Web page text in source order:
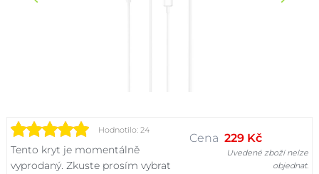
Hodnotilo: 24
Tento kryt je momentálně
vyprodaný. Zkuste prosím vybrat
Cena 229 Kč
Uvedené zboží nelze
objednat.